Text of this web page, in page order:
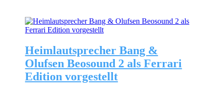
Heimlautsprecher Bang &
Olufsen Beosound 2 als Ferrari
Edition vorgestellt